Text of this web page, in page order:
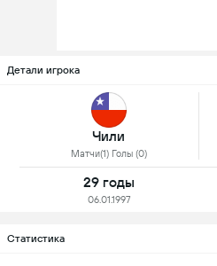
Детали игрока
Чили
Матчи(1) Голы (0)
29 годы
06.01.1997
Статистика